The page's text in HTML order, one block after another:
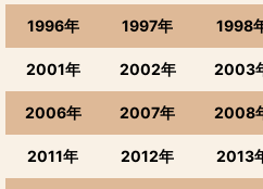
1996年 1997年 1998
2001年 2002年 2003
2006年 2007年 2008
2011年 2012年 2013